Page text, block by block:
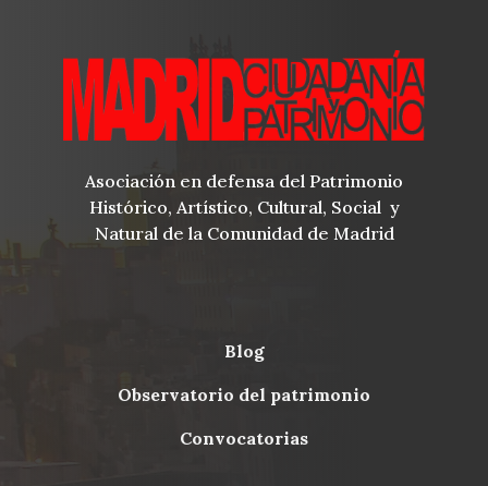
Asociación en defensa del Patrimonio
Histórico, Artístico, Cultural, Social y
Natural de la Comunidad de Madrid
Menu
blog
observatorio del patrimonio
convocatorias